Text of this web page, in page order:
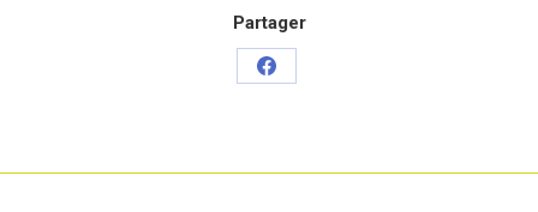
Partager
Partager